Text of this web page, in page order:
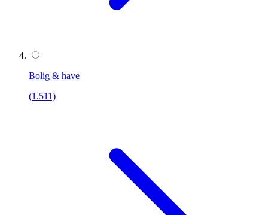
Bolig & have
(1.511)